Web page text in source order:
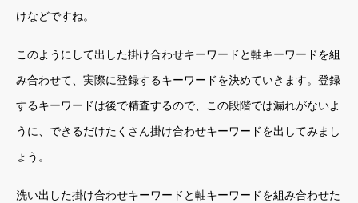
けなどですね。
このようにして出した掛け合わせキーワードと軸キーワードを組
み合わせて、実際に登録するキーワードを決めていきます。登録
するキーワードは後で精査するので、この段階では漏れがないよ
うに、できるだけたくさん掛け合わせキーワードを出してみまし
ょう。
洗い出した掛け合わせキーワードと軸キーワードを組み合わせた